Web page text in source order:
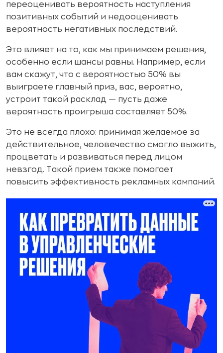
переоценивать вероятность наступления
позитивных событий и недооценивать
вероятность негативных последствий.
Это влияет на то, как мы принимаем решения,
особенно если шансы равны. Например, если
вам скажут, что с вероятностью 50% вы
выиграете главный приз, вас, вероятно,
устроит такой расклад — пусть даже
вероятность проигрыша составляет 50%.
Это не всегда плохо: принимая желаемое за
действительное, человечество смогло выжить,
процветать и развиваться перед лицом
невзгод. Такой прием также помогает
повысить эффективность рекламных кампаний.